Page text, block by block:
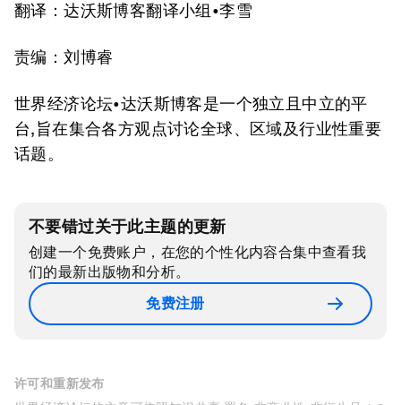
翻译：达沃斯博客翻译小组•李雪
责编：刘博睿
世界经济论坛•达沃斯博客是一个独立且中立的平
台,旨在集合各方观点讨论全球、区域及行业性重要
话题。
不要错过关于此主题的更新
创建一个免费账户，在您的个性化内容合集中查看我
们的最新出版物和分析。
免费注册
许可和重新发布